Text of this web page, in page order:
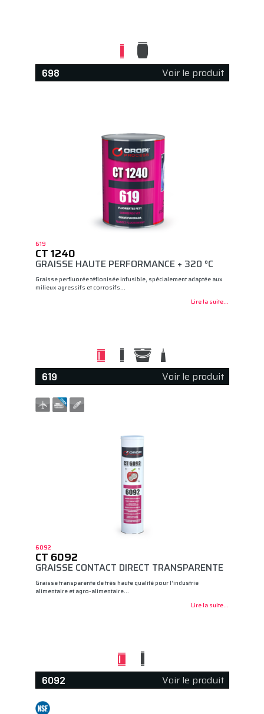
698 Voir le produit
619
CT 1240
GRAISSE HAUTE PERFORMANCE + 320 °C
Graisse perfluorée téflonisée infusible, spécialement adaptée aux
milieux agressifs et corrosifs…
Lire la suite...
619 Voir le produit
6092
CT 6092
GRAISSE CONTACT DIRECT TRANSPARENTE
Graisse transparente de très haute qualité pour l’industrie
alimentaire et agro-alimentaire…
Lire la suite...
6092 Voir le produit